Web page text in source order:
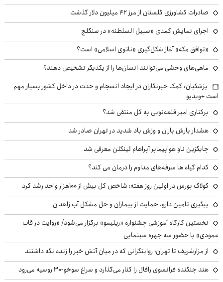
صادرات کشاورزی گلستان از مرز ۴۲ میلیون دلار گذشت
اجرای نمایش کمدی «سبیل السلطنه» در سنگلج
«توافق مکه» آغاز شکل‌گیری «ناتوی اسلامی» است؟
ماهی‌های وحشی می‌توانند انسان‌ها را از یکدیگر تشخیص دهند؟
پزشکیان: کمک خبرنگاران در ایجاد انسجام و حدت در داخل کشور بسیار مهم
است +ویدیو
برکناری امیر قلعه‌نویی به کل منتفی شد؟
هشدار بارش باران و وزش باد شدید در تهران صادر شد
جایگزین ناو هواپیمابر آبراهام لینکلن معرفی شد
کدام گیاه ها سرفه‌های مداوم را درمان می کند؟
کولاک بورس در اولین روز هفته؛ شاخص کل بیش از ۱۰۰هزار واحد رشد کرد
پیگیری تامین دارو، حمایت از بیماران و حل مشکل آب زاهدان
نخستین کارگاه آموزشی جشنواره «ریلیمو» برگزار می‌شود/ «روایت در قاب
عمودی» با حضور سه چهره سینمایی
از مزارشریف تا تهران؛ روایتگرانی که در میان آتش خبر را زنده نگه داشتند
هند جنگنده فرانسوی رافال را کنار می‌گذارد و سراغ سوخو-30 روسیه می‌رود